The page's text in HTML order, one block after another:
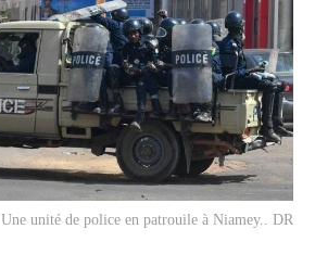
Une unité de police en patrouile à Niamey.. DR